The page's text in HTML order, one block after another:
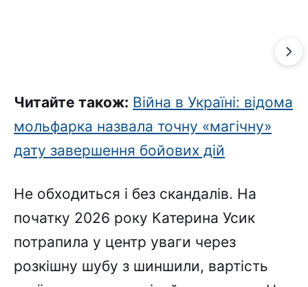
Читайте також: Війна в Україні: відома
мольфарка назвала точну «магічну»
дату завершення бойових дій
Не обходиться і без скандалів. На
початку 2026 року Катерина Усик
потрапила у центр уваги через
розкішну шубу з шиншили, вартість